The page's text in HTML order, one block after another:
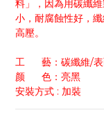
料」，因為用碳纖
小，耐腐蝕性好，
高壓。
工      藝：碳纖維/
颜      色：亮黑
安裝方式 : 加裝